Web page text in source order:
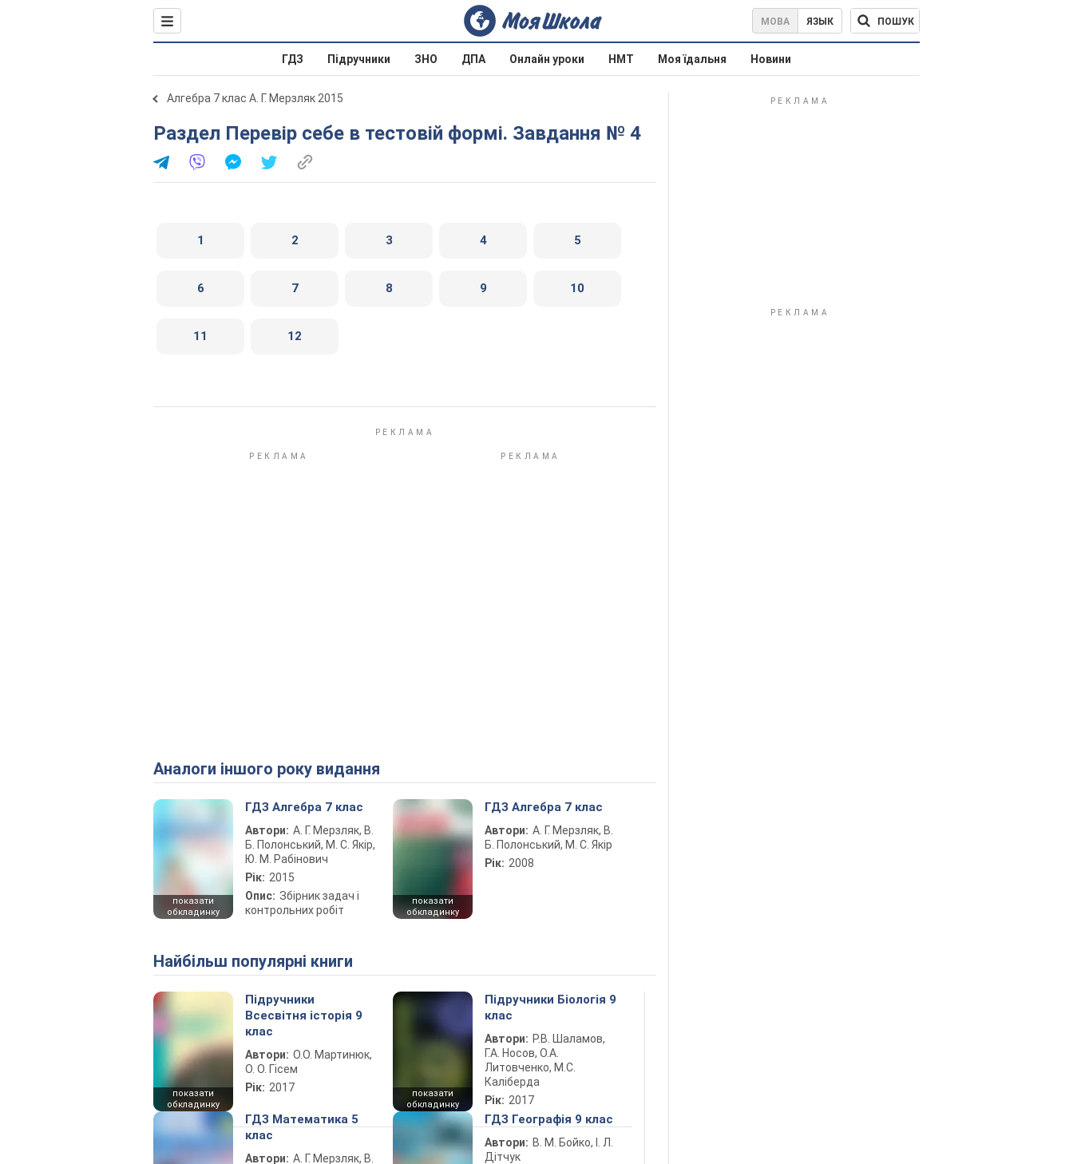
МОВА ЯЗЫК ПОШУК
ГДЗ Підручники ЗНО ДПА Онлайн уроки НМТ Моя їдальня Новини
Алгебра 7 клас А. Г. Мерзляк 2015
Раздел Перевір себе в тестовій формі. Завдання № 4
1 2 3 4 5
6 7 8 9 10
11 12
Аналоги іншого року видання
показати
обкладинку
ГДЗ Алгебра 7 клас
Автори: А. Г. Мерзляк, В.
Б. Полонський, М. С. Якір,
Ю. М. Рабінович
Рік: 2015
Опис: Збірник задач і
контрольних робіт
показати
обкладинку
ГДЗ Алгебра 7 клас
Автори: А. Г. Мерзляк, В.
Б. Полонський, М. С. Якір
Рік: 2008
Найбільш популярні книги
показати
обкладинку
Підручники
Всесвітня історія 9
клас
Автори: О.О. Мартинюк,
О. О. Гісем
Рік: 2017
показати
обкладинку
Підручники Біологія 9
клас
Автори: Р.В. Шаламов,
Г.А. Носов, О.А.
Литовченко, М.С.
Каліберда
Рік: 2017
ГДЗ Математика 5
клас
Автори: А. Г. Мерзляк, В.
ГДЗ Географія 9 клас
Автори: В. М. Бойко, І. Л.
Дітчук